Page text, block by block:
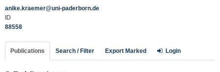
anike.kraemer@uni-paderborn.de
ID
88558
Publications Search / Filter Export Marked Login